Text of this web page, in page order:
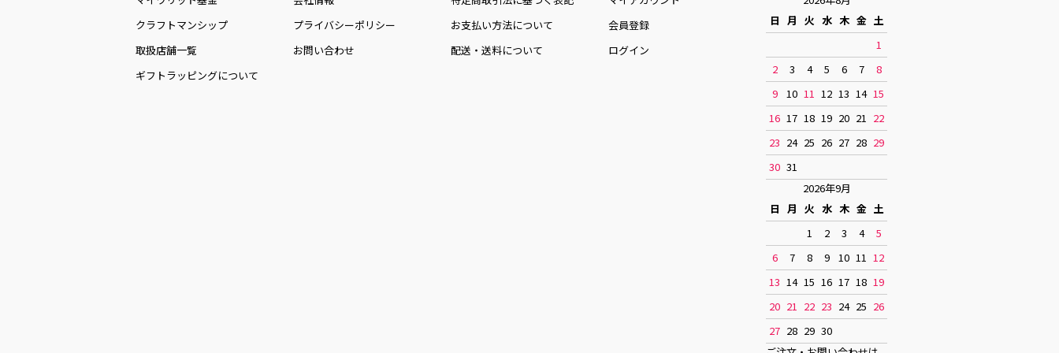
クラフトマンシップ
取扱店舗一覧
ギフトラッピングについて
プライバシーポリシー
お問い合わせ
お⽀払い⽅法について
配送・送料について
会員登録
ログイン
日 月 火 水 木 金 土
1
2
3 4 5 6 7
8
9
10 11 12 13 14 15
16 17 18 19 20 21 22
23 24 25 26 27 28 29
30 31
2026年9月
日 月 火 水 木 金 土
1
2 3 4
5
6
7 8 9 10 11 12
13 14 15 16 17 18 19
20 21 22 23 24 25 26
27 28 29 30